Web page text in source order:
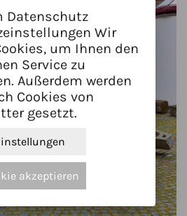
Datenschutz
Wir
um Ihnen den
Service zu
Außerdem werden
Cookies von
gesetzt.
akzeptieren